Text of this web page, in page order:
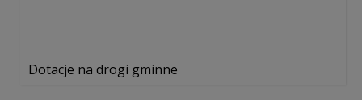
Dotacje na drogi gminne